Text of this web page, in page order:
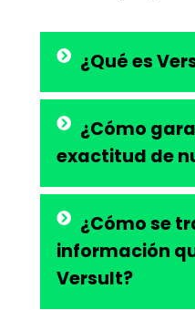
¿Qué es
¿Cómo
exactitud de
¿Cómo se
información
Versult?